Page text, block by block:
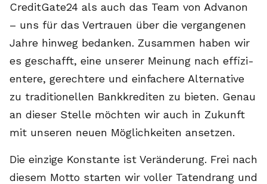
Cre­dit­Ga­te24 als auch das Team von Ad­va­non
– uns für das Ver­trau­en über die ver­gan­ge­nen
Jah­re hin­weg be­dan­ken. Zu­sam­men ha­ben wir
es ge­schafft, ei­ne un­se­rer Mei­nung nach ef­fi­zi­
en­te­re, ge­rech­te­re und ein­fa­che­re Al­ter­na­ti­ve
zu tra­di­tio­nel­len Bank­kre­di­ten zu bie­ten. Ge­nau
an die­ser Stel­le möch­ten wir auch in Zu­kunft
mit un­se­ren neu­en Mög­lich­kei­ten an­set­zen.
Die ein­zi­ge Kon­stan­te ist Ver­än­de­rung. Frei nach
die­sem Mot­to star­ten wir vol­ler Ta­ten­drang und